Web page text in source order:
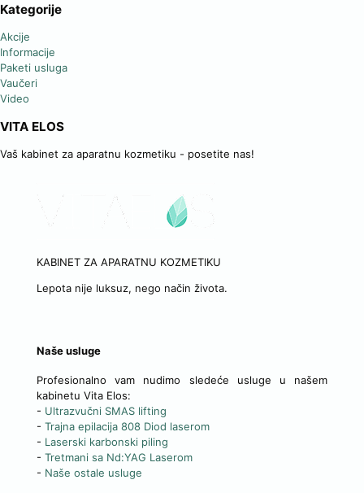
Kategorije
Akcije
Informacije
Paketi usluga
Vaučeri
Video
VITA ELOS
Vaš kabinet za aparatnu kozmetiku - posetite nas!
KABINET ZA APARATNU KOZMETIKU
Lepota nije luksuz, nego način života.
Naše usluge
Profesionalno vam nudimo sledeće usluge u našem
kabinetu Vita Elos:
- Ultrazvučni SMAS lifting
- Trajna epilacija 808 Diod laserom
- Laserski karbonski piling
- Tretmani sa Nd:YAG Laserom
- Naše ostale usluge